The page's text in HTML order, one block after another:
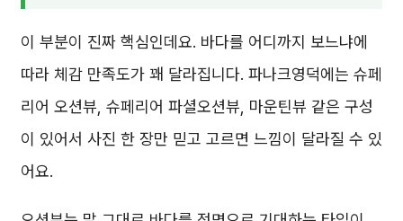
이 부분이 진짜 핵심인데요. 바다를 어디까지 보느냐에
따라 체감 만족도가 꽤 달라집니다. 파나크영덕에는 슈페
리어 오션뷰, 슈페리어 파셜오션뷰, 마운틴뷰 같은 구성
이 있어서 사진 한 장만 믿고 고르면 느낌이 달라질 수 있
어요.